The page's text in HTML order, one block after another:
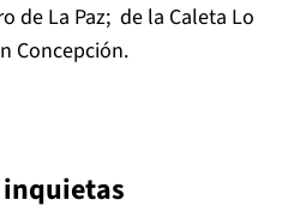
de La Paz; de la Caleta Lo
Concepción.